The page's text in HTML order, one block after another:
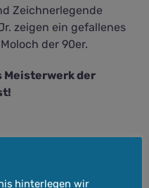
Zeichnerlegende
zeigen ein gefallenes
der 90er.
Meisterwerk der
hinterlegen wir